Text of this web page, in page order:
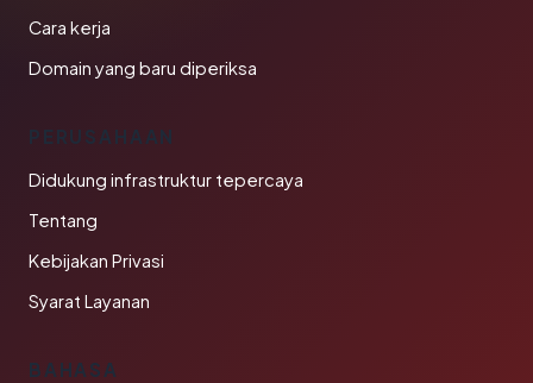
Cara kerja
Domain yang baru diperiksa
PERUSAHAAN
Didukung infrastruktur tepercaya
Tentang
Kebijakan Privasi
Syarat Layanan
BAHASA